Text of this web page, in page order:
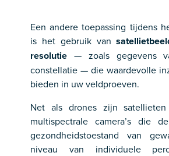
Een andere toepassing tijdens
is het gebruik van
resolutie — zoals gegevens
constellatie — die waardevolle
bieden in uw veldproeven.
Net als drones zijn
multispectrale camera’s die
gezondheidstoestand van
niveau van individuele